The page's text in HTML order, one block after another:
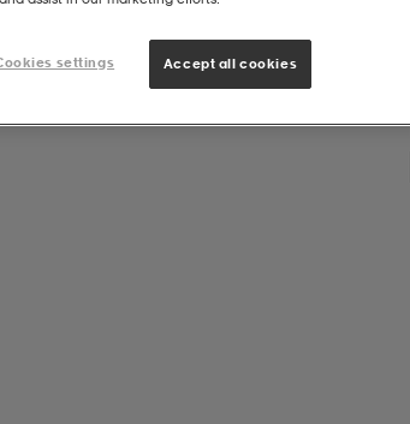
settings Accept all cookies